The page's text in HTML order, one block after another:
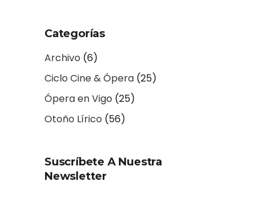
Categorías
Archivo (6)
Ciclo Cine & Ópera (25)
Ópera en Vigo (25)
Otoño Lírico (56)
Suscríbete A Nuestra
Newsletter